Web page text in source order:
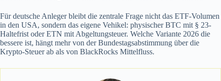
Für deutsche Anleger bleibt die zentrale Frage nicht das ETF-Volumen
in den USA, sondern das eigene Vehikel: physischer BTC mit § 23-
Haltefrist oder ETN mit Abgeltungsteuer. Welche Variante 2026 die
bessere ist, hängt mehr von der Bundestagsabstimmung über die
Krypto-Steuer ab als von BlackRocks Mittelfluss.